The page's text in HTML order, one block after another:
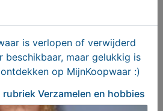
is verlopen of verwijderd
beschikbaar, maar gelukkig is
op MijnKoopwaar :)
rubriek Verzamelen en hobbies